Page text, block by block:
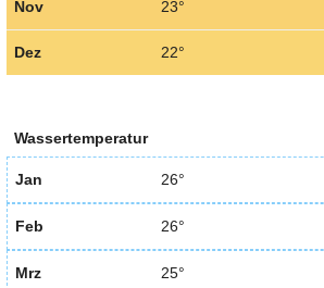
Nov 23°
Dez 22°
Wassertemperatur
Jan 26°
Feb 26°
Mrz 25°